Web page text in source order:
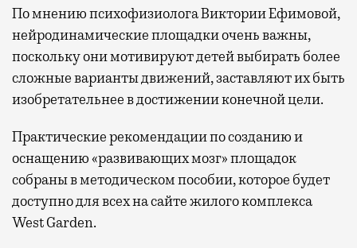
По мнению психофизиолога Виктории Ефимовой,
нейродинамические площадки очень важны,
поскольку они мотивируют детей выбирать более
сложные варианты движений, заставляют их быть
изобретательнее в достижении конечной цели.
Практические рекомендации по созданию и
оснащению «развивающих мозг» площадок
собраны в методическом пособии, которое будет
доступно для всех на сайте жилого комплекса
West Garden.